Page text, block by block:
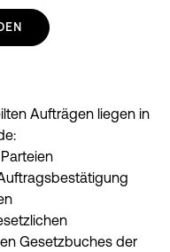
Aufträgen liegen in
Gesetzbuches der